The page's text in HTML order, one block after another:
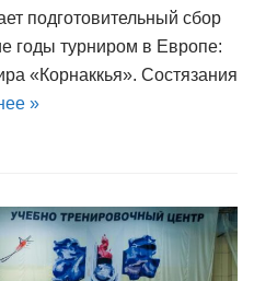
подготовительный сбор
годы турниром в Европе:
«Корнаккья». Состязания
»